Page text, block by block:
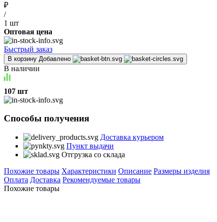
₽
/
1 шт
Оптовая цена
Быстрый заказ
В корзину Добавлено
В наличии
107 шт
Способы получения
Доставка курьером
Пункт выдачи
Отгрузка со склада
Похожие товары Характеристики Описание Размеры изделия
Оплата Доставка Рекомендуемые товары
Похожие товары